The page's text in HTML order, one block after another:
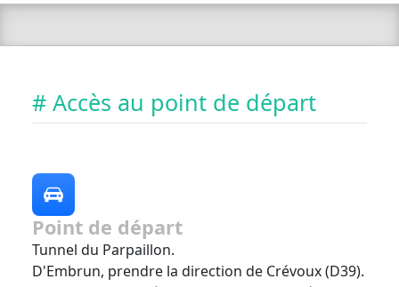
# Accès au point de départ
Point de départ
Tunnel du Parpaillon.
D'Embrun, prendre la direction de Crévoux (D39).